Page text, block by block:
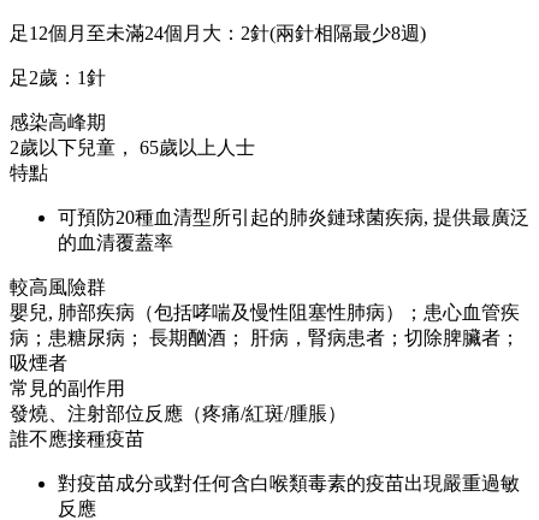
足12個月至未滿24個月大：2針(兩針相隔最少8週)
足2歲：1針
感染高峰期
2歲以下兒童， 65歲以上人士
特點
可預防20種血清型所引起的肺炎鏈球菌疾病, 提供最廣泛
的血清覆蓋率
較高風險群
嬰兒, 肺部疾病（包括哮喘及慢性阻塞性肺病）；患心血管疾
病；患糖尿病； 長期酗酒； 肝病，腎病患者；切除脾臟者；
吸煙者
常見的副作用
發燒、注射部位反應（疼痛/紅斑/腫脹）
誰不應接種疫苗
對疫苗成分或對任何含白喉類毒素的疫苗出現嚴重過敏
反應